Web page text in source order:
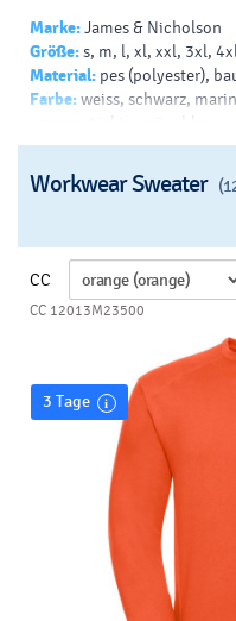
Marke:James & Nicholson
Größe:s, m, l, xl, xxl, 3xl,
Material: pes (polyester),
Farbe:weiss, schwarz,
Drück:siebdruck -
auf t-shirts - v, drucken -
b, siebdruck - dunkles t-
Workwear Sweater
CC
CC 12013M23500
3 Tage